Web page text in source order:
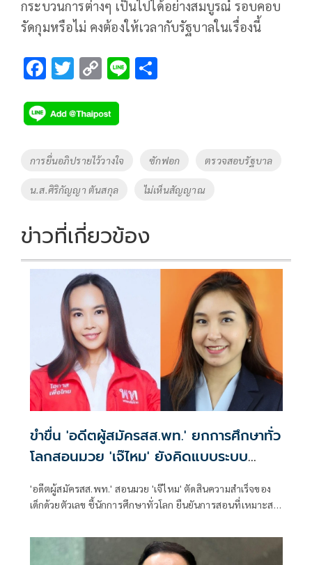
กระบวนการต่างๆ เป็นไปได้อย่างสมบูรณ์ รอบคอบ
รัดกุมหรือไม่ คงต้องให้เวลากับรัฐบาลในเรื่องนี้
F
e
b
o
o
k
T
tt
er
C
p
y
Li
k
Li
Tags
การยื่นอภิปรายไว้วางใจ ซักฟอก ตรวจสอบรัฐบาล
น.ส.ศิริกัญญา ตันสกุล ไม่เห็นสัญญาณ
ข่าวที่เกี่ยวข้อง
ขำขื่น 'อดีตผู้สมัครสส.พท.' ยกการศึกษาทั่ว
โลกสอนมวย 'เจ๊ไหม' ยังคิดแบบระบบ
'อดีตผู้สมัครสส.พท.' สอนมวย 'เจ๊ไหม' ตัดสินความสำเร็จของ
เด็กด้วยตัวเลข ชี้นักการศึกษาทั่วโลก ยืนยันการสอนที่เหมาะสม
การเล่น ไม่ใช่การนั่งท่องจำในห้องเรียน เหน็บพรรคก้าวหน้ายัง
คิดแบบเดียวกับระบบราชการเดิม